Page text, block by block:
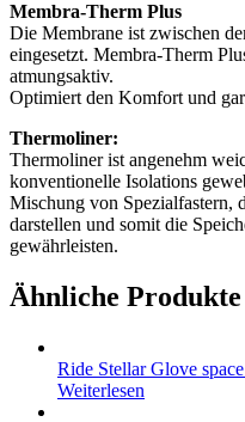
Membra-Therm Plus
Die Membrane ist zwischen
eingesetzt. Membra-Therm
atmungsaktiv.
Optimiert den Komfort und
Thermoliner:
Thermoliner ist angenehm
konventionelle Isolations
Mischung von Spezialfastern,
darstellen und somit die
gewährleisten.
Ähnliche Produkte
Ride Stellar Glove
Weiterlesen